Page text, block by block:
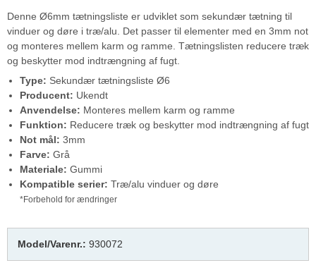
Denne Ø6mm tætningsliste er udviklet som sekundær tætning til
vinduer og døre i træ/alu. Det passer til elementer med en 3mm not
og monteres mellem karm og ramme. Tætningslisten reducere træk
og beskytter mod indtrængning af fugt.
Type: Sekundær tætningsliste Ø6
Producent: Ukendt
Anvendelse: Monteres mellem karm og ramme
Funktion: Reducere træk og beskytter mod indtrængning af fugt
Not mål: 3mm
Farve: Grå
Materiale: Gummi
Kompatible serier: Træ/alu vinduer og døre
*Forbehold for ændringer
Model/Varenr.: 930072